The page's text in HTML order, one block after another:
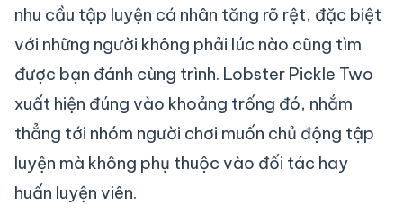
nhu cầu tập luyện cá nhân tăng rõ rệt, đặc biệt
với những người không phải lúc nào cũng tìm
được bạn đánh cùng trình. Lobster Pickle Two
xuất hiện đúng vào khoảng trống đó, nhắm
thẳng tới nhóm người chơi muốn chủ động tập
luyện mà không phụ thuộc vào đối tác hay
huấn luyện viên.